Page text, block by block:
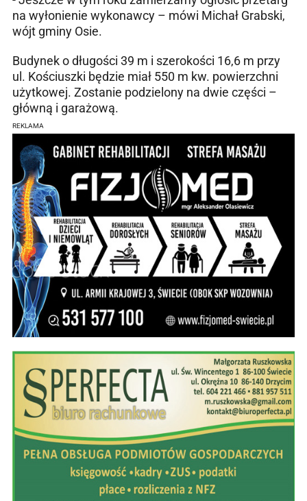
na wyłonienie wykonawcy – mówi Michał Grabski,
wójt gminy Osie.
Budynek o długości 39 m i szerokości 16,6 m przy
ul. Kościuszki będzie miał 550 m kw. powierzchni
użytkowej. Zostanie podzielony na dwie części –
główną i garażową.
REKLAMA